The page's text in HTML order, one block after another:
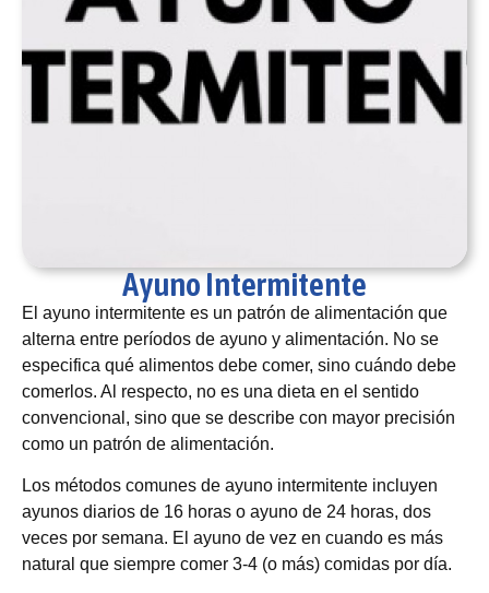
Ayuno Intermitente
El ayuno intermitente es un patrón de alimentación que
alterna entre períodos de ayuno y alimentación. No se
especifica qué alimentos debe comer, sino cuándo debe
comerlos. Al respecto, no es una dieta en el sentido
convencional, sino que se describe con mayor precisión
como un patrón de alimentación.
Los métodos comunes de ayuno intermitente incluyen
ayunos diarios de 16 horas o ayuno de 24 horas, dos
veces por semana. El ayuno de vez en cuando es más
natural que siempre comer 3-4 (o más) comidas por día.